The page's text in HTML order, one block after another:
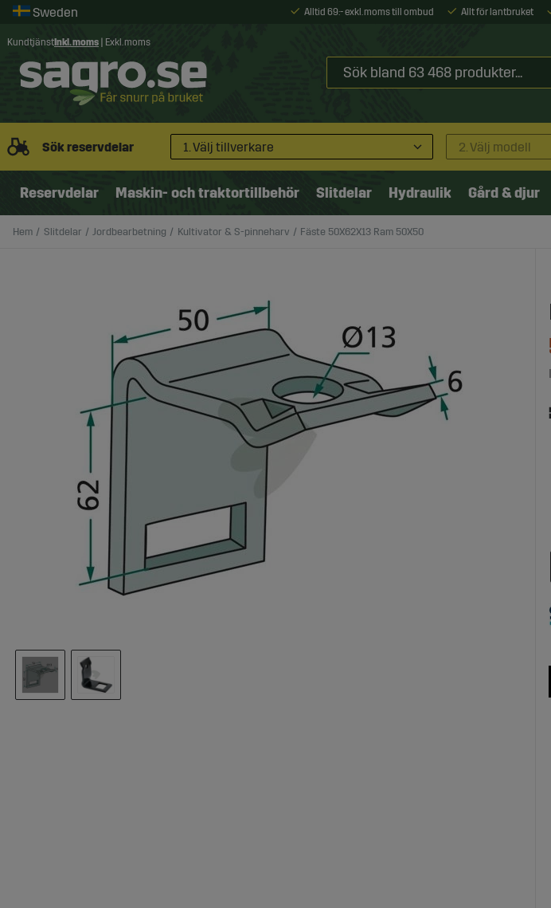
Alltid 69:- exkl. moms till ombud Allt för lantbruket
Kundtjänst Inkl. moms Exkl. moms
Sök reservdelar 1. Välj tillverkare 2. Välj modell
Reservdelar Maskin- och traktortillbehör Slitdelar Hydraulik Gård & djur
Hem Slitdelar Jordbearbetning Kultivator & S-pinneharv Fäste 50X62X13 Ram 50X50